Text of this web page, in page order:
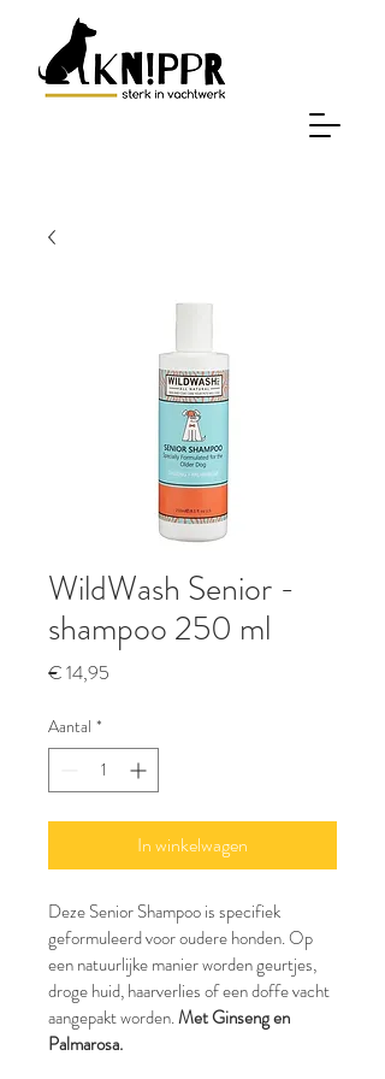
WildWash Senior -
shampoo 250 ml
€ 14,95
Aantal *
In winkelwagen
Deze Senior Shampoo is specifiek
geformuleerd voor oudere honden. Op
een natuurlijke manier worden geurtjes,
droge huid, haarverlies of een doffe vacht
aangepakt worden. Met Ginseng en
Palmarosa.